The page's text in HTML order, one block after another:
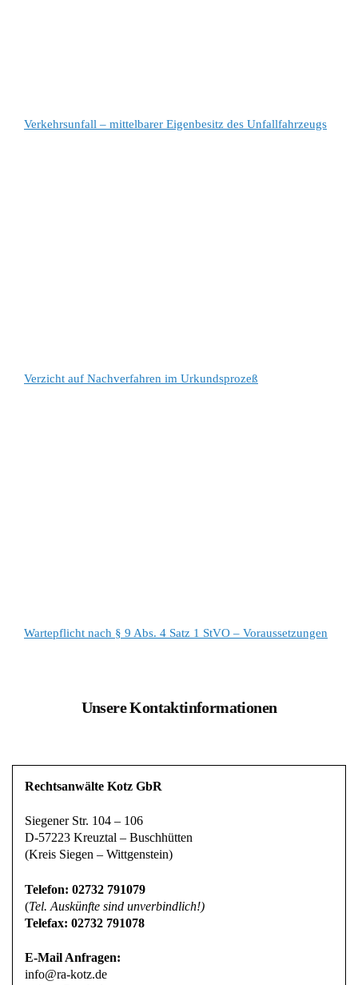
Verkehrsunfall – mittelbarer Eigenbesitz des Unfallfahrzeugs
Verzicht auf Nachverfahren im Urkundsprozeß
Wartepflicht nach § 9 Abs. 4 Satz 1 StVO – Voraussetzungen
Unsere Kontaktinformationen
Rechtsanwälte Kotz GbR
Siegener Str. 104 – 106
D-57223 Kreuztal – Buschhütten
(Kreis Siegen – Wittgenstein)
Telefon: 02732 791079
(Tel. Auskünfte sind unverbindlich!)
Telefax: 02732 791078
E-Mail Anfragen:
info@ra-kotz.de